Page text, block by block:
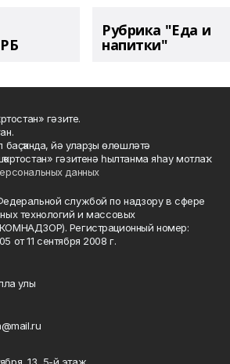
Рубрика "Еда и
напитки"
гәзите.
баҫҡанда, йә уларҙы өлөшләтә
гәзитенә һылтанма яһау мотлаҡ.
данных
службой по надзору в сфере
технологий и массовых
Регистрационный номер:
от 11 сентября 2008 г.
улы